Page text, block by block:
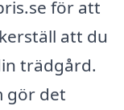
för att
att du
trädgård.
gör det